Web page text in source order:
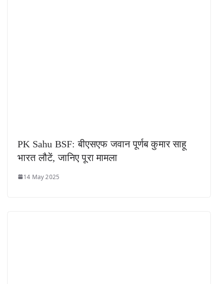
PK Sahu BSF: बीएसएफ जवान पूर्णब कुमार साहू
भारत लौटें, जानिए पूरा मामला
14 May 2025